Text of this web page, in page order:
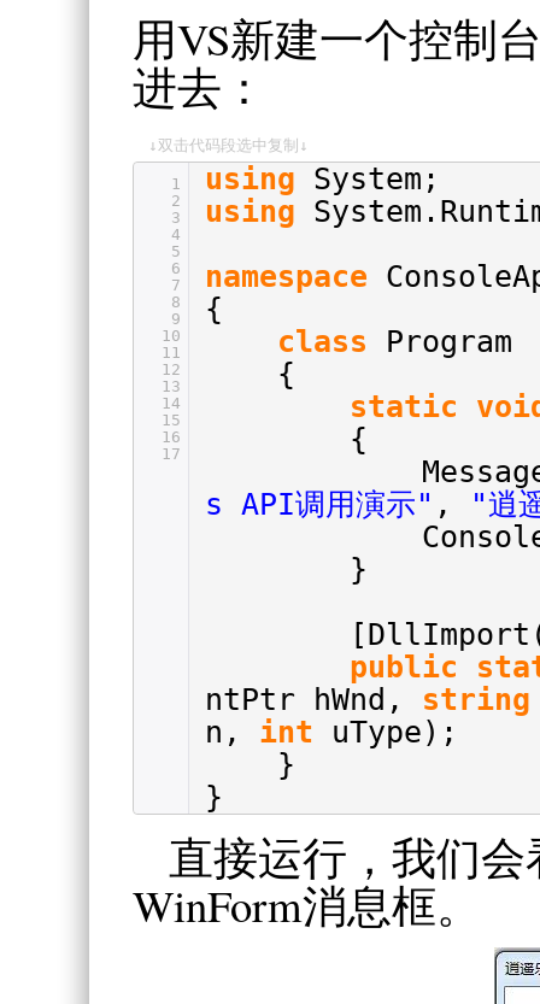
用VS新建一个控制
进去：
↓双击代码段选中复制↓
1
2
3
4
5
6
7
8
9
10
11
12
13
14
15
16
17
using System;
using
namespace
{
class
Program
{
static
{
s API调用演示" ,
"逍
}
public
ntPtr hWnd, string
n, int
uType);
}
}
直接运行，我们
WinForm消息框。